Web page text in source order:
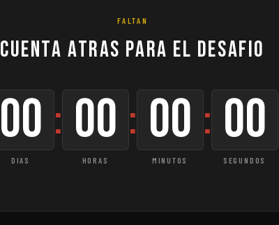
FALTAN
Cuenta atras para el Desafio
00
DIAS
: 00
HORAS
: 00
MINUTOS
: 00
SEGUNDOS